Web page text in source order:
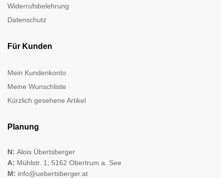
Widerrufsbelehrung
Datenschutz
Für Kunden
Mein Kundenkonto
Meine Wunschliste
Kürzlich gesehene Artikel
Planung
N: Alois Übertsberger
A: Mühlstr. 1, 5162 Obertrum a. See
M: info@uebertsberger.at